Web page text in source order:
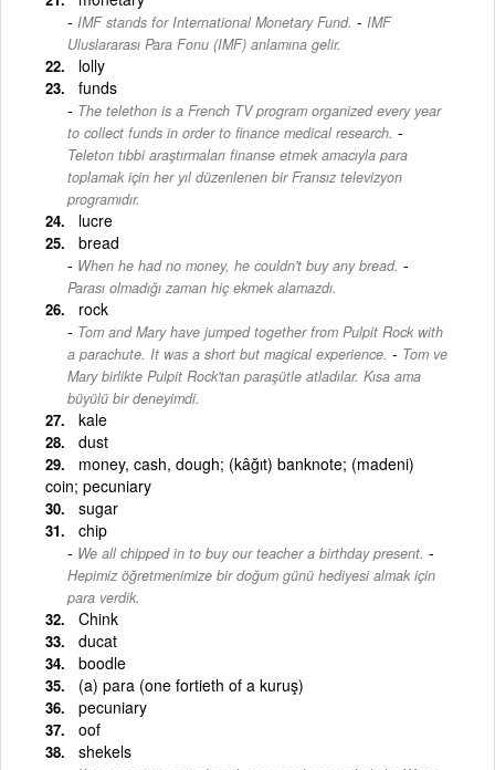
IMF stands for International Monetary Fund. - IMF
Uluslararası Para Fonu (IMF) anlamına gelir.
lolly
funds
The telethon is a French TV program organized every year
to collect funds in order to finance medical research. -
Teleton tıbbi araştırmaları finanse etmek amacıyla para
toplamak için her yıl düzenlenen bir Fransız televizyon
programıdır.
lucre
bread
When he had no money, he couldn't buy any bread. -
Parası olmadığı zaman hiç ekmek alamazdı.
rock
Tom and Mary have jumped together from Pulpit Rock with
a parachute. It was a short but magical experience. - Tom ve
Mary birlikte Pulpit Rock'tan paraşütle atladılar. Kısa ama
büyülü bir deneyimdi.
kale
dust
money, cash, dough; (kâğıt) banknote; (madeni)
coin; pecuniary
sugar
chip
We all chipped in to buy our teacher a birthday present. -
Hepimiz öğretmenimize bir doğum günü hediyesi almak için
para verdik.
Chink
ducat
boodle
(a) para (one fortieth of a kuruş)
pecuniary
oof
shekels